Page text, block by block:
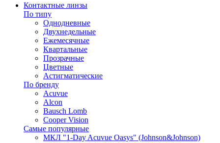
Контактные линзы
По типу
Однодневные
Двухнедельные
Ежемесячные
Квартальные
Прозрачные
Цветные
Астигматические
По бренду
Acuvue
Alcon
Bausch Lomb
Cooper Vision
Самые популярные
МКЛ "1-Day Acuvue Oasys" (Johnson&Johnson)